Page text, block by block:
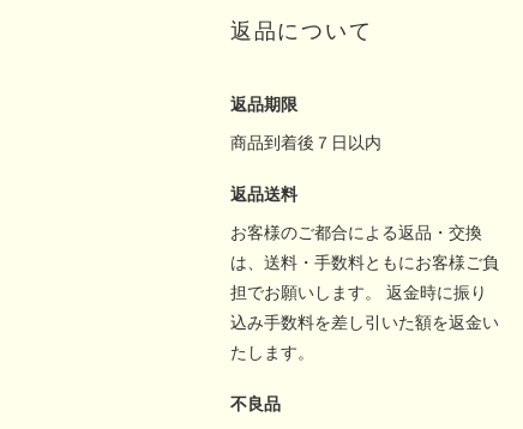
返品について
返品期限
商品到着後７日以内
返品送料
お客様のご都合による返品・交換
は、送料・手数料ともにお客様ご負
担でお願いします。 返金時に振り
込み手数料を差し引いた額を返金い
たします。
不良品